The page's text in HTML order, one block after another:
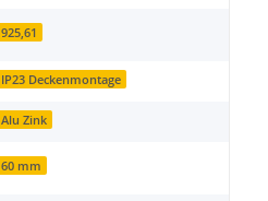
925,61
IP23 Deckenmontage
Alu Zink
60 mm